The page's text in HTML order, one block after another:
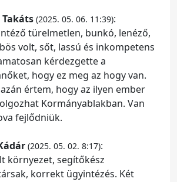
(2025. 05. 06. 11:39):
türelmetlen, bunkó, lenéző,
volt, sőt, lassú és inkompetens
kérdezgette a
hogy ez meg az hogy van.
értem, hogy az ilyen ember
Kormányablakban. Van
fejlődniük.
(2025. 05. 02. 8:17):
környezet, segítőkész
korrekt ügyintézés. Két